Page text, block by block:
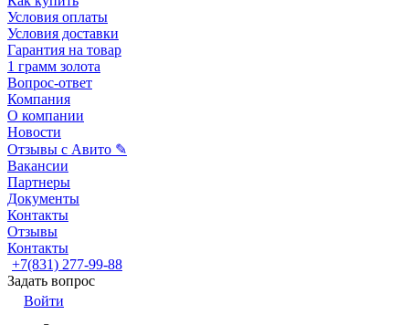
Условия оплаты
Условия доставки
Гарантия на товар
1 грамм золота
Вопрос-ответ
Компания
О компании
Новости
Отзывы с Авито ✎
Вакансии
Партнеры
Документы
Контакты
Отзывы
Контакты
+7(831) 277-99-88
Задать вопрос
Войти